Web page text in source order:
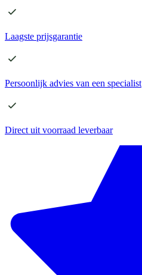
Laagste prijsgarantie
Persoonlijk advies van een specialist
Direct uit voorraad leverbaar